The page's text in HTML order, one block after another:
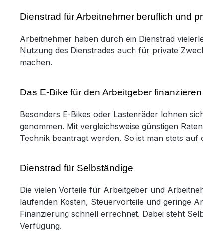
Dienstrad für Arbeitnehmer beruflich und
Arbeitnehmer haben durch ein Dienstrad
Nutzung des Dienstrades auch für private
machen.
Das E-Bike für den Arbeitgeber finanzieren
Besonders E-Bikes oder Lastenräder lohnen
genommen. Mit vergleichsweise günstigen
Technik beantragt werden. So ist man stets
Dienstrad für Selbständige
Die vielen Vorteile für Arbeitgeber und
laufenden Kosten, Steuervorteile und geringe
Finanzierung schnell errechnet. Dabei steht
Verfügung.